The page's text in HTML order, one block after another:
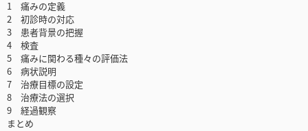
1 痛みの定義
2 初診時の対応
3 患者背景の把握
4 検査
5 痛みに関わる種々の評価法
6 病状説明
7 治療目標の設定
8 治療法の選択
9 経過観察
まとめ